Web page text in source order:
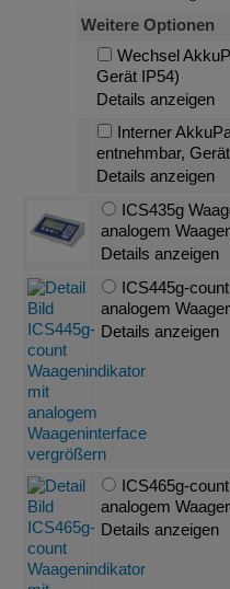
Weitere Optionen
Wechsel
Gerät IP54)
Details anzeigen
Interner
entnehmbar,
Details anzeigen
ICS435g
analogem
Details anzeigen
ICS445g-
analogem
Details anzeigen
ICS465g-
analogem
Details anzeigen